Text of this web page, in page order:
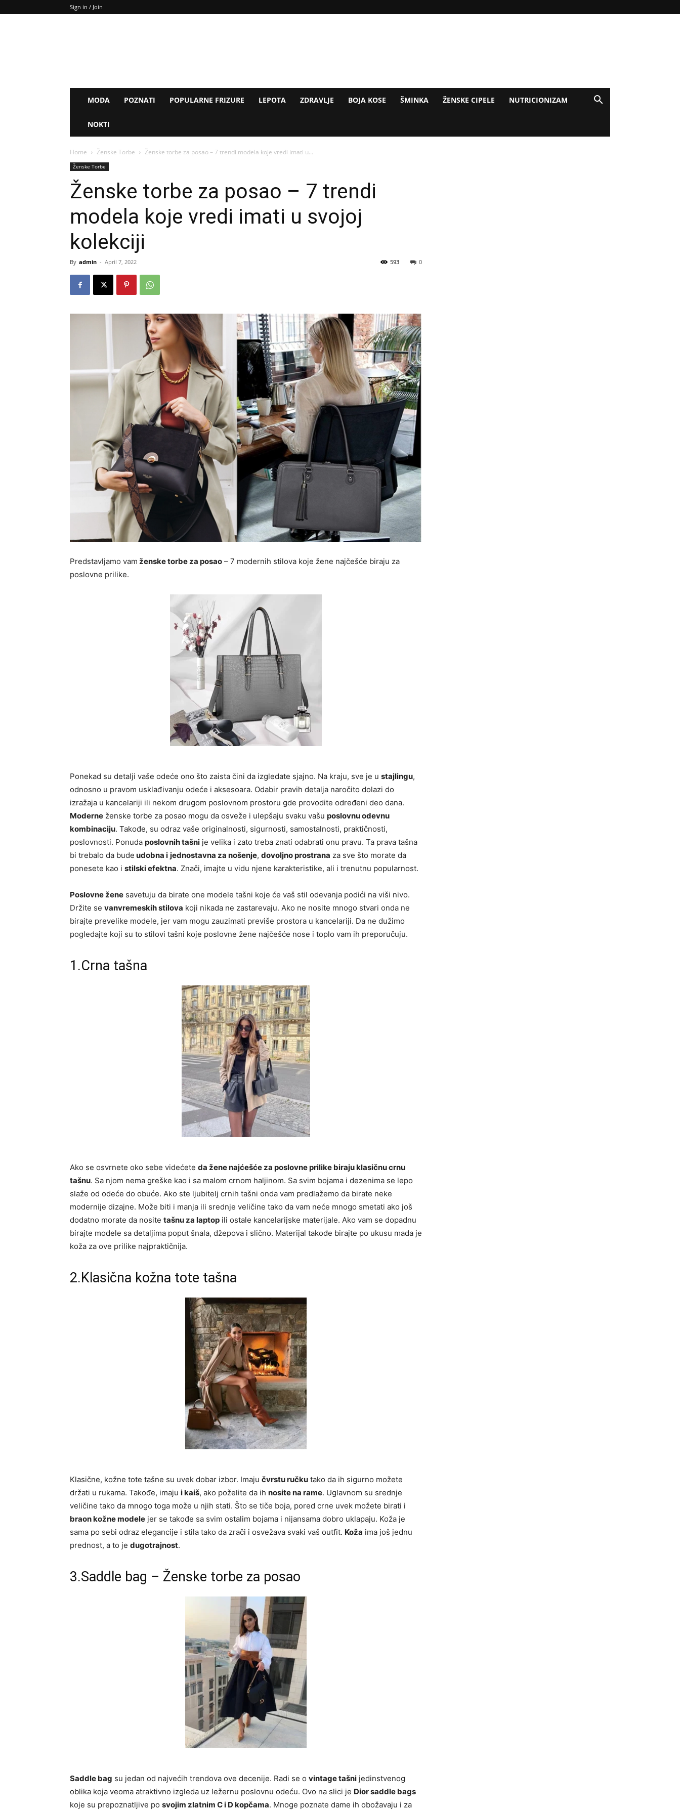
Sign in / Join
MODA POZNATI POPULARNE FRIZURE LEPOTA ZDRAVLJE BOJA KOSE ŠMINKA ŽENSKE CIPELE NUTRICIONIZAM
NOKTI
Home Ženske Torbe Ženske torbe za posao – 7 trendi modela koje vredi imati u...
Ženske Torbe
Ženske torbe za posao – 7 trendi
modela koje vredi imati u svojoj
kolekciji
By admin - April 7, 2022 0
593
Predstavljamo vam ženske torbe za posao – 7 modernih stilova koje žene najčešće biraju za
poslovne prilike.
Ponekad su detalji vaše odeće ono što zaista čini da izgledate sjajno. Na kraju, sve je u stajlingu,
odnosno u pravom usklađivanju odeće i aksesoara. Odabir pravih detalja naročito dolazi do
izražaja u kancelariji ili nekom drugom poslovnom prostoru gde provodite određeni deo dana.
Moderne ženske torbe za posao mogu da osveže i ulepšaju svaku vašu poslovnu odevnu
kombinaciju. Takođe, su odraz vaše originalnosti, sigurnosti, samostalnosti, praktičnosti,
poslovnosti. Ponuda poslovnih tašni je velika i zato treba znati odabrati onu pravu. Ta prava tašna
bi trebalo da bude udobna i jednostavna za nošenje, dovoljno prostrana za sve što morate da
ponesete kao i stilski efektna. Znači, imajte u vidu njene karakteristike, ali i trenutnu popularnost.
Poslovne žene savetuju da birate one modele tašni koje će vaš stil odevanja podići na viši nivo.
Držite se vanvremeskih stilova koji nikada ne zastarevaju. Ako ne nosite mnogo stvari onda ne
birajte prevelike modele, jer vam mogu zauzimati previše prostora u kancelariji. Da ne dužimo
pogledajte koji su to stilovi tašni koje poslovne žene najčešće nose i toplo vam ih preporučuju.
1.Crna tašna
Ako se osvrnete oko sebe videćete da žene najćešće za poslovne prilike biraju klasičnu crnu
tašnu. Sa njom nema greške kao i sa malom crnom haljinom. Sa svim bojama i dezenima se lepo
slaže od odeće do obuće. Ako ste ljubitelj crnih tašni onda vam predlažemo da birate neke
modernije dizajne. Može biti i manja ili srednje veličine tako da vam neće mnogo smetati ako još
dodatno morate da nosite tašnu za laptop ili ostale kancelarijske materijale. Ako vam se dopadnu
birajte modele sa detaljima poput šnala, džepova i slično. Materijal takođe birajte po ukusu mada je
koža za ove prilike najpraktičnija.
2.Klasična kožna tote tašna
Klasične, kožne tote tašne su uvek dobar izbor. Imaju čvrstu ručku tako da ih sigurno možete
držati u rukama. Takođe, imaju i kaiš, ako poželite da ih nosite na rame. Uglavnom su srednje
veličine tako da mnogo toga može u njih stati. Što se tiče boja, pored crne uvek možete birati i
braon kožne modele jer se takođe sa svim ostalim bojama i nijansama dobro uklapaju. Koža je
sama po sebi odraz elegancije i stila tako da zrači i osvežava svaki vaš outfit. Koža ima još jednu
prednost, a to je dugotrajnost.
3.Saddle bag – Ženske torbe za posao
Saddle bag su jedan od najvećih trendova ove decenije. Radi se o vintage tašni jedinstvenog
oblika koja veoma atraktivno izgleda uz ležernu poslovnu odeću. Ovo na slici je Dior saddle bags
koje su prepoznatljive po svojim zlatnim C i D kopčama. Mnoge poznate dame ih obožavaju i za